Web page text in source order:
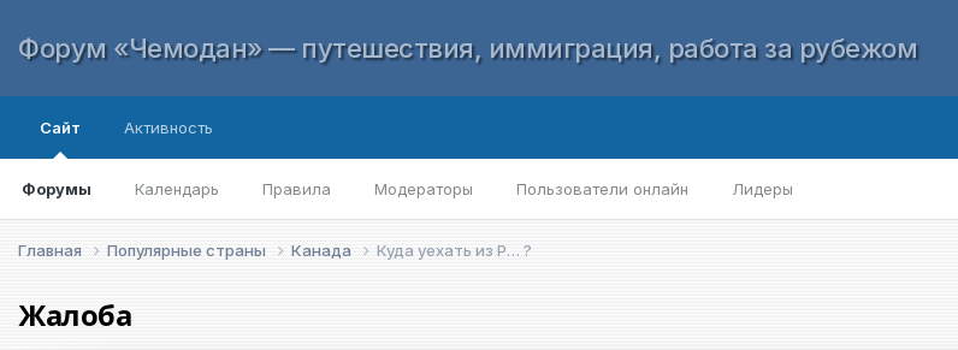
Форум «Чемодан» — путешествия, иммиграция, работа за рубежом
Сайт
Форумы Календарь Правила Модераторы Пользователи онлайн Лидеры
Активность
Главная Популярные страны Канада Куда уехать из Р… ?
Жалоба